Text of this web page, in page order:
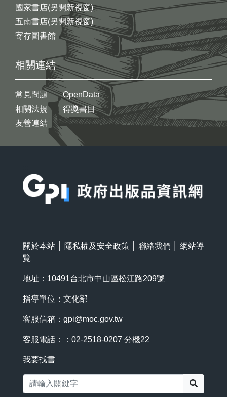
國家書店(另開新視窗)
五南書店(另開新視窗)
寄存圖書館
相關連結
常見問題
相關法規
友善連結
OpenData
得獎書目
關於本站 隱私權及安全政策 聯絡我們
網站導
覽
地址：10491台北市中山區松江路209號
指導單位：文化部
客服信箱： gpi@moc.gov.tw
客服電話：：02-2518-0207 分機22
我要找書